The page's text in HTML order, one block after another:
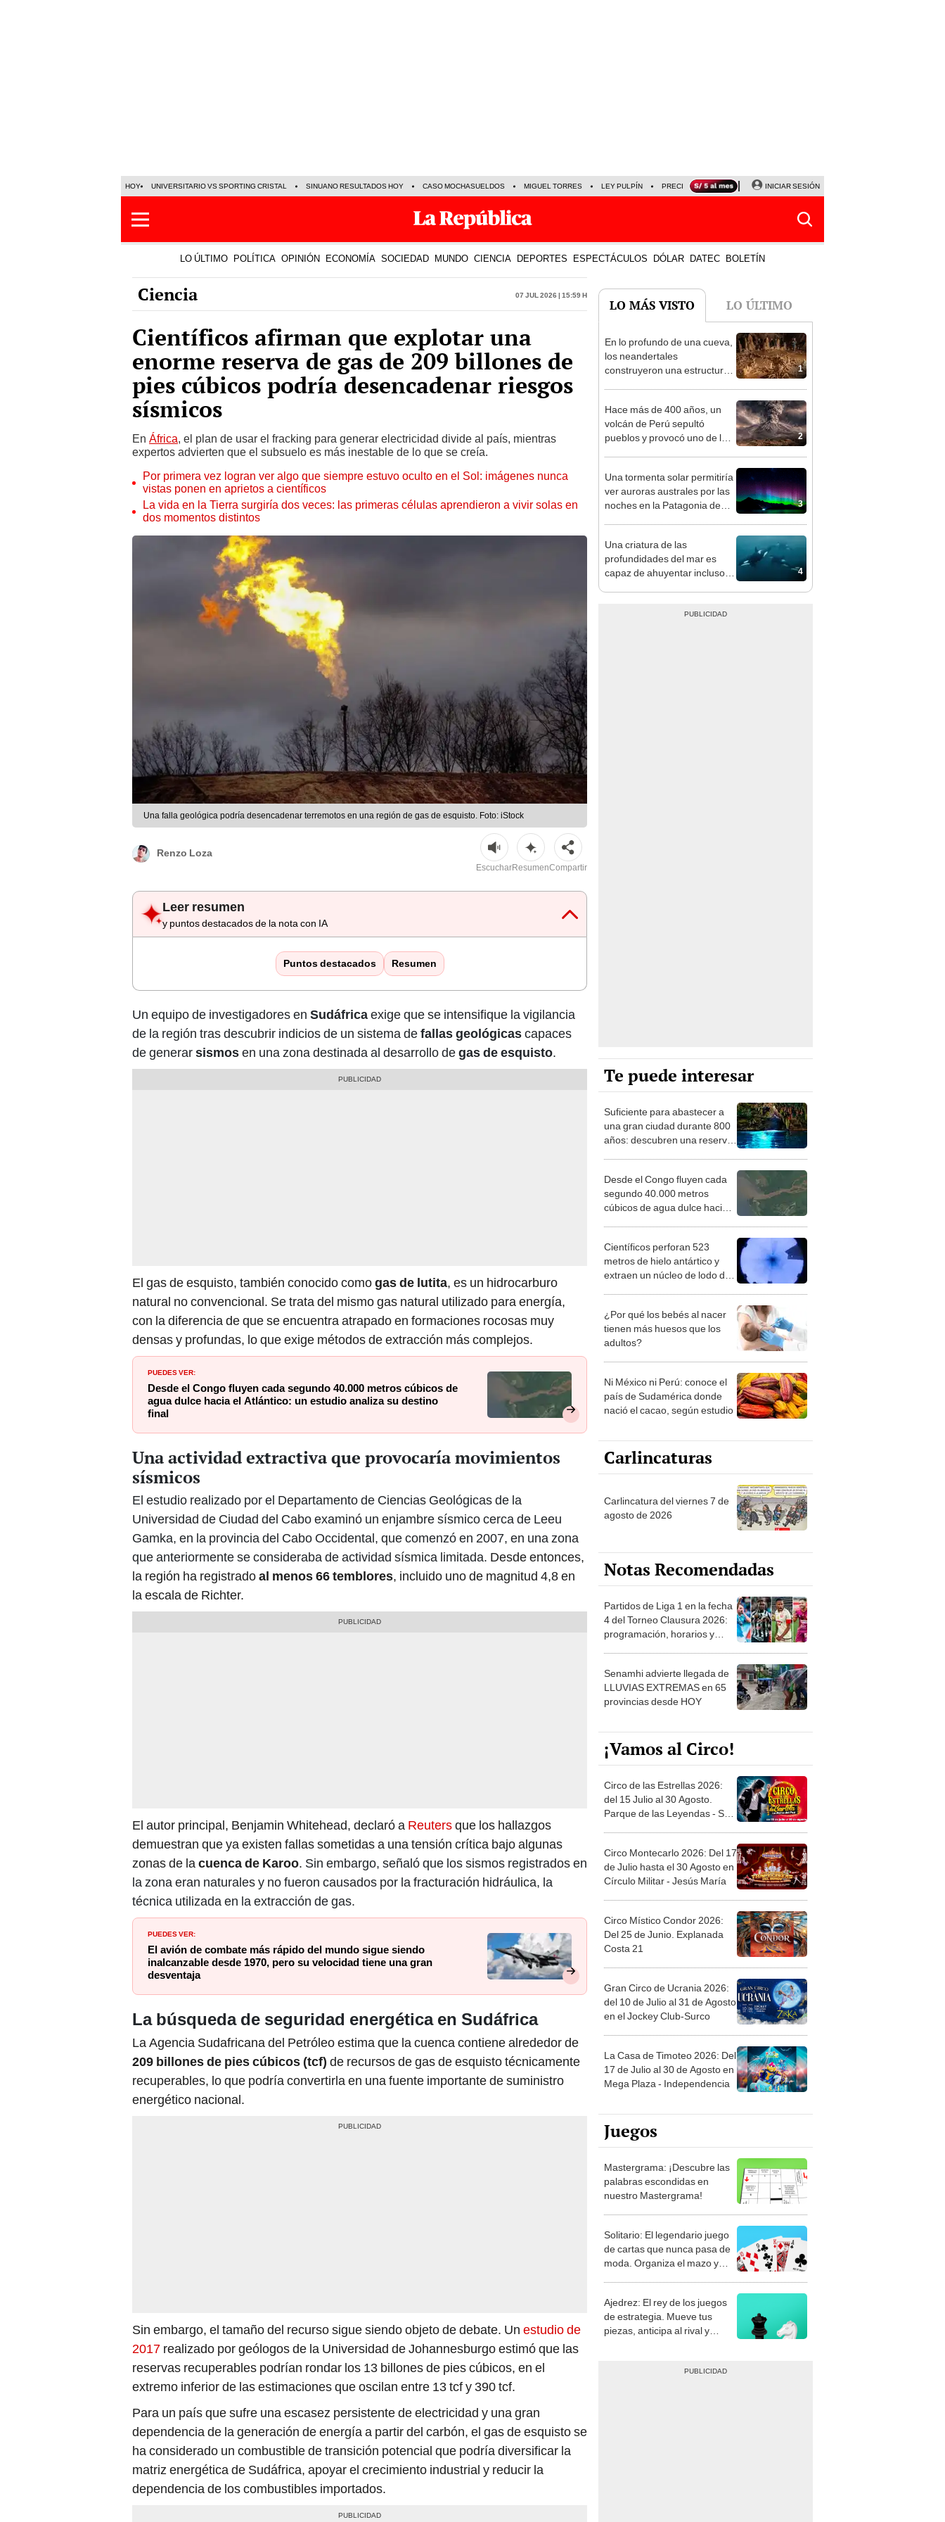
HOY UNIVERSITARIO VS SPORTING CRISTAL SINUANO RESULTADOS HOY CASO MOCHASUELDOS MIGUEL TORRES LEY PULPÍN PRECIO DEL DÓLAR CORTE DE LUZ VIERNES 7 DE AGOSTO
INICIAR SESIÓN
LO ÚLTIMO POLÍTICA OPINIÓN ECONOMÍA SOCIEDAD MUNDO CIENCIA DEPORTES ESPECTÁCULOS DÓLAR DATEC BOLETÍN
Ciencia 07 Jul 2026 | 15:59 h
Científicos afirman que explotar una
enorme reserva de gas de 209 billones de
pies cúbicos podría desencadenar riesgos
sísmicos
En África, el plan de usar el fracking para generar electricidad divide al país, mientras
expertos advierten que el subsuelo es más inestable de lo que se creía.
Por primera vez logran ver algo que siempre estuvo oculto en el Sol: imágenes nunca
vistas ponen en aprietos a científicos
La vida en la Tierra surgiría dos veces: las primeras células aprendieron a vivir solas en
dos momentos distintos
Una falla geológica podría desencadenar terremotos en una región de gas de esquisto. Foto: iStock
Renzo Loza
EscucharResumenCompartir
Leer resumen
y puntos destacados de la nota con IA
Puntos destacados Resumen
Un equipo de investigadores en Sudáfricaexige que se intensifique la vigilancia
de la región tras descubrir indicios de un sistema defallas geológicascapaces
de generarsismosen una zona destinada al desarrollo degas de esquisto.
El gas de esquisto, también conocido comogas de lutita, es un hidrocarburo
natural no convencional. Se trata del mismo gas natural utilizado para energía,
con la diferencia de que se encuentra atrapado en formaciones rocosas muy
densas y profundas, lo que exige métodos de extracción más complejos.
PUEDES VER:
Desde el Congo fluyen cada segundo 40.000 metros cúbicos de
agua dulce hacia el Atlántico: un estudio analiza su destino
final
Una actividad extractiva que provocaría movimientos
sísmicos
El estudio realizado por el Departamento de Ciencias Geológicas de la
Universidad de Ciudad del Cabo examinó un enjambre sísmico cerca de Leeu
Gamka, en la provincia del Cabo Occidental, que comenzó en 2007, en una zona
que anteriormente se consideraba de actividad sísmica limitada. Desde entonces,
la región ha registradoal menos 66 temblores, incluido uno de magnitud 4,8 en
la escala de Richter.
El autor principal, Benjamin Whitehead, declaró a Reutersque los hallazgos
demuestran que ya existen fallas sometidas a una tensión crítica bajo algunas
zonas de lacuenca de Karoo. Sin embargo, señaló que los sismos registrados en
la zona eran naturales y no fueron causados por la fracturación hidráulica, la
técnica utilizada en la extracción de gas.
PUEDES VER:
El avión de combate más rápido del mundo sigue siendo
inalcanzable desde 1970, pero su velocidad tiene una gran
desventaja
La búsqueda de seguridad energética en Sudáfrica
La Agencia Sudafricana del Petróleo estima que la cuenca contiene alrededor de
209 billones de pies cúbicos (tcf) de recursos de gas de esquisto técnicamente
recuperables, lo que podría convertirla en una fuente importante de suministro
energético nacional.
Sin embargo, el tamaño del recurso sigue siendo objeto de debate. Un estudio de
2017 realizado por geólogos de la Universidad de Johannesburgo estimó que las
reservas recuperables podrían rondar los 13 billones de pies cúbicos, en el
extremo inferior de las estimaciones que oscilan entre 13 tcf y 390 tcf.
Para un país que sufre una escasez persistente de electricidad y una gran
dependencia de la generación de energía a partir del carbón, el gas de esquisto se
ha considerado un combustible de transición potencial que podría diversificar la
matriz energética de Sudáfrica, apoyar el crecimiento industrial y reducir la
dependencia de los combustibles importados.
LO MÁS VISTO LO ÚLTIMO
1
En lo profundo de una cueva,
los neandertales
construyeron una estructura
176.500 años
2
Hace más de 400 años, un
volcán de Perú sepultó
pueblos y provocó uno de los
3
Una tormenta solar permitiría
ver auroras australes por las
noches en la Patagonia de
4
Una criatura de las
profundidades del mar es
capaz de ahuyentar incluso a
Te puede interesar
Suficiente para abastecer a
una gran ciudad durante 800
años: descubren una reserva
Desde el Congo fluyen cada
segundo 40.000 metros
cúbicos de agua dulce hacia
Científicos perforan 523
metros de hielo antártico y
extraen un núcleo de lodo de
¿Por qué los bebés al nacer
tienen más huesos que los
adultos?
Ni México ni Perú: conoce el
país de Sudamérica donde
nació el cacao, según estudio
Carlincaturas
Carlincatura del viernes 7 de
agosto de 2026
Notas Recomendadas
Partidos de Liga 1 en la fecha
4 del Torneo Clausura 2026:
programación, horarios y
Senamhi advierte llegada de
LLUVIAS EXTREMAS en 65
provincias desde HOY
¡Vamos al Circo!
Circo de las Estrellas 2026:
del 15 Julio al 30 Agosto.
Parque de las Leyendas - San
Circo Montecarlo 2026: Del 17
de Julio hasta el 30 Agosto en
Círculo Militar - Jesús María
Circo Místico Condor 2026:
Del 25 de Junio. Explanada
Costa 21
Gran Circo de Ucrania 2026:
del 10 de Julio al 31 de Agosto
en el Jockey Club-Surco
La Casa de Timoteo 2026: Del
17 de Julio al 30 de Agosto en
Mega Plaza - Independencia
Juegos
Mastergrama: ¡Descubre las
palabras escondidas en
nuestro Mastergrama!
Solitario: El legendario juego
de cartas que nunca pasa de
moda. Organiza el mazo y
Ajedrez: El rey de los juegos
de estrategia. Mueve tus
piezas, anticipa al rival y